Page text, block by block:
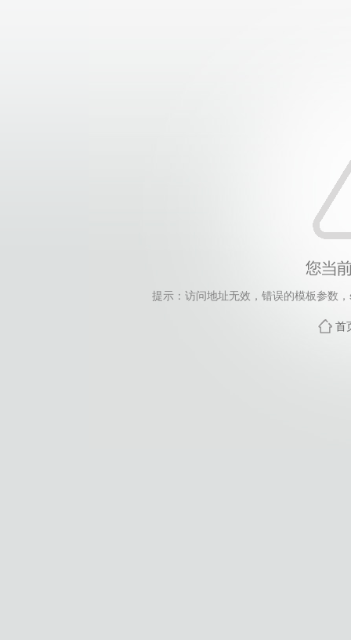
提示：访问地址无效，错误的模板参数
首